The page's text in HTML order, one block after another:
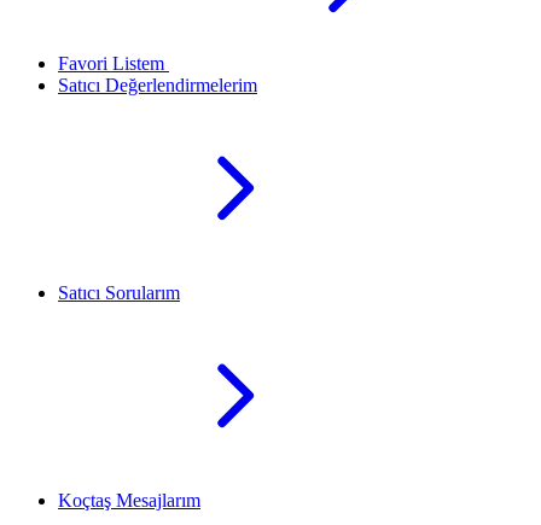
Favori Listem
Satıcı Değerlendirmelerim
Satıcı Sorularım
Koçtaş Mesajlarım